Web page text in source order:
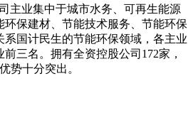
主业集中于城市水务、可再生能源
环保建材、节能技术服务、节能环保
国计民生的节能环保领域，各主业
三名。拥有全资控股公司172家，
势十分突出。